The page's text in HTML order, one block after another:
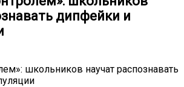
дипфейки и
школьников научат распознавать